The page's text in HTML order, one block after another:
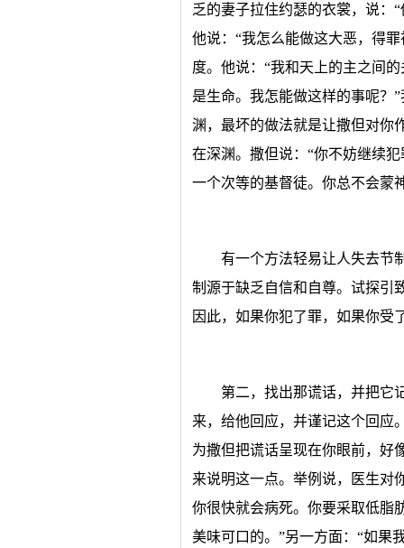
乏的妻子拉住约瑟的衣裳，说：
他说：“我怎么能做这大恶，得
度。他说：“我和天上的主之间
是生命。我怎能做这样的事呢？
渊，最坏的做法就是让撒但对你
在深渊。撒但说：“你不妨继续
一个次等的基督徒。你总不会蒙
有一个方法轻易让人失去节
制源于缺乏自信和自尊。试探引
因此，如果你犯了罪，如果你受
第二，找出那谎话，并把它
来，给他回应，并谨记这个回应
为撒但把谎话呈现在你眼前，好
来说明这一点。举例说，医生对
你很快就会病死。你要采取低脂
美味可口的。”另一方面：“如果